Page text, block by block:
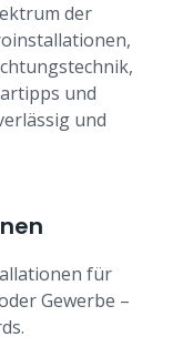
der
und
und
für
Gewerbe –